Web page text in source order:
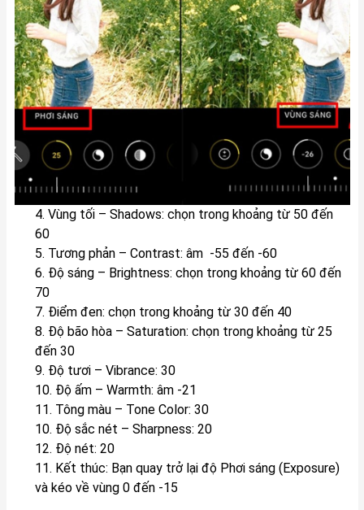
4. Vùng tối – Shadows: chọn trong khoảng từ 50 đến
60
5. Tương phản – Contrast: âm -55 đến -60
6. Độ sáng – Brightness: chọn trong khoảng từ 60 đến
70
7. Điểm đen: chọn trong khoảng từ 30 đến 40
8. Độ bão hòa – Saturation: chọn trong khoảng từ 25
đến 30
9. Độ tươi – Vibrance: 30
10. Độ ấm – Warmth: âm -21
11. Tông màu – Tone Color: 30
10. Độ sắc nét – Sharpness: 20
12. Độ nét: 20
11. Kết thúc: Bạn quay trở lại độ Phơi sáng (Exposure)
và kéo về vùng 0 đến -15